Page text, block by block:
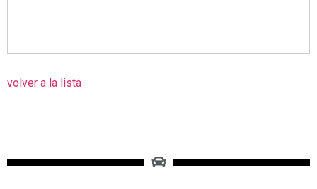
volver a la lista